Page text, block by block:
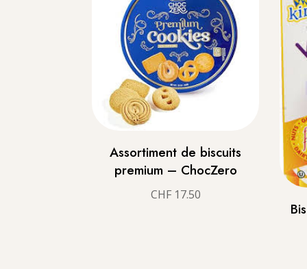
Assortiment de biscuits
premium – ChocZero
CHF17.50